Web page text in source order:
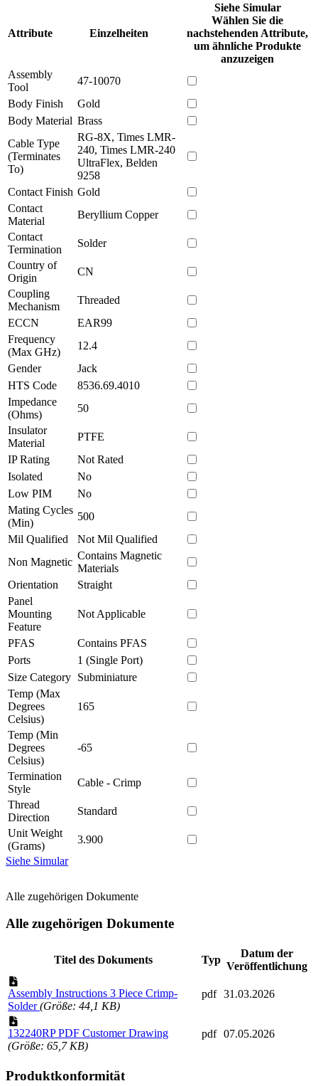
Attribute Einzelheiten
Siehe Simular
Wählen Sie die
nachstehenden Attribute,
um ähnliche Produkte
anzuzeigen
Assembly
Tool
47-10070
Body Finish
Gold
Body Material Brass
Cable Type
(Terminates
To)
RG-8X, Times LMR-
240, Times LMR-240
UltraFlex, Belden
9258
Contact Finish Gold
Contact
Material
Beryllium Copper
Contact
Termination
Solder
Country of
Origin
CN
Coupling
Mechanism
Threaded
ECCN
EAR99
Frequency
(Max GHz)
12.4
Gender
Jack
HTS Code
8536.69.4010
Impedance
(Ohms)
50
Insulator
Material
PTFE
IP Rating
Not Rated
Isolated
No
Low PIM
No
Mating Cycles
(Min)
500
Mil Qualified
Not Mil Qualified
Non Magnetic
Contains Magnetic
Materials
Orientation
Straight
Panel
Mounting
Feature
Not Applicable
PFAS
Contains PFAS
Ports
1 (Single Port)
Size Category Subminiature
Temp (Max
Degrees
Celsius)
165
Temp (Min
Degrees
Celsius)
-65
Termination
Style
Cable - Crimp
Thread
Direction
Standard
Unit Weight
(Grams)
3.900
Siehe Simular
Alle zugehörigen Dokumente
Alle zugehörigen Dokumente
Titel des Dokuments Typ
Datum der
Veröffentlichung
Assembly Instructions 3 Piece Crimp-
Solder(Größe: 44,1 KB)
pdf 31.03.2026
132240RP PDF Customer Drawing
(Größe: 65,7 KB)
pdf 07.05.2026
Produktkonformität